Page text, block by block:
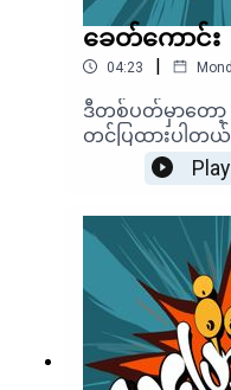
ခေတ်ကောင်း
04:23 |
ဒီတစ်ပတ်မှာတော့
တင်ပြထားပါတယ်
Play